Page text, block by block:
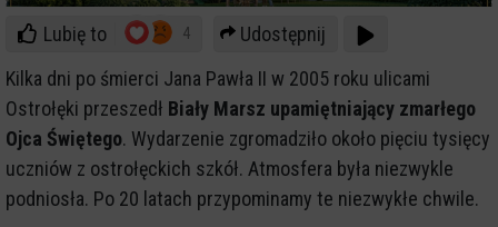
Lubię to 4
Udostępnij
Kilka dni po śmierci Jana Pawła II w 2005 roku ulicami
Ostrołęki przeszedł Biały Marsz upamiętniający zmarłego
Ojca Świętego. Wydarzenie zgromadziło około pięciu tysięcy
uczniów z ostrołęckich szkół. Atmosfera była niezwykle
podniosła. Po 20 latach przypominamy te niezwykłe chwile.